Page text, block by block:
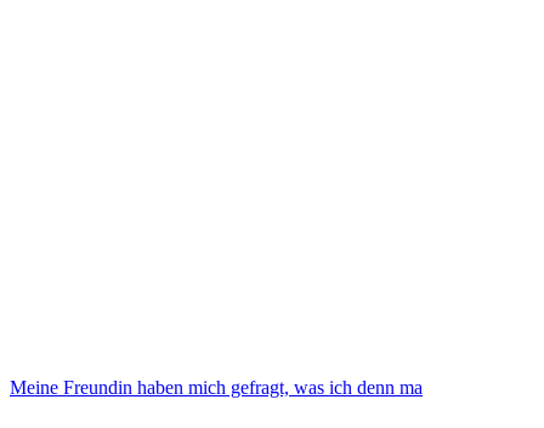
Meine Freundin haben mich gefragt, was ich denn ma